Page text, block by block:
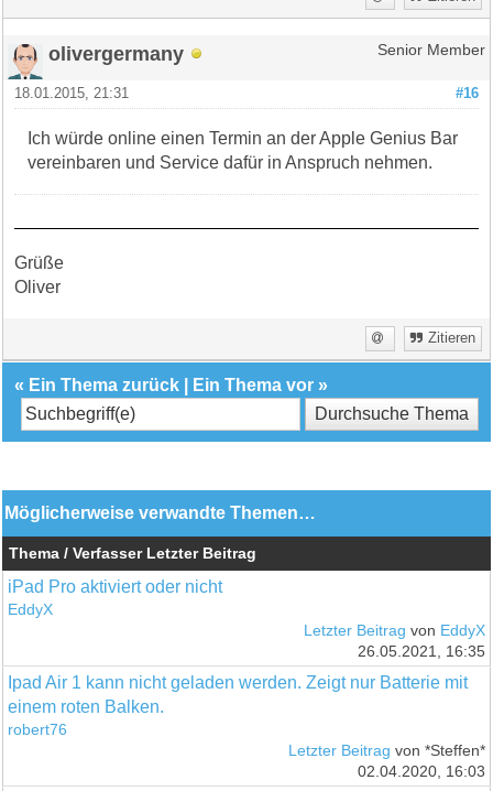
olivergermany Senior Member
#16
18.01.2015, 21:31
Ich würde online einen Termin an der Apple Genius Bar
vereinbaren und Service dafür in Anspruch nehmen.
Grüße
Oliver
Zitieren
« Ein Thema zurück Ein Thema vor »
Möglicherweise verwandte Themen…
Thema / Verfasser Letzter Beitrag
iPad Pro aktiviert oder nicht
EddyX
Letzter Beitrag von EddyX
26.05.2021, 16:35
Ipad Air 1 kann nicht geladen werden. Zeigt nur Batterie mit
einem roten Balken.
robert76
Letzter Beitrag von *Steffen*
02.04.2020, 16:03